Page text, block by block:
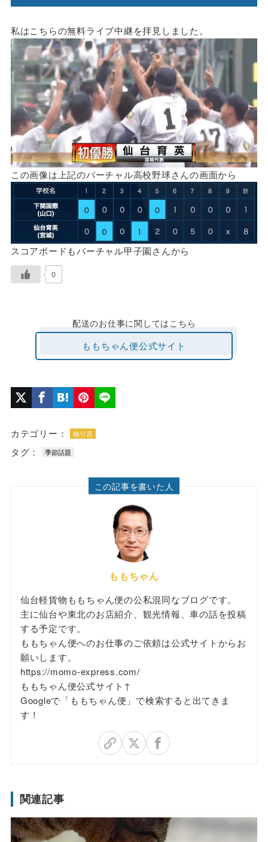
私はこちらの無料ライブ中継を拝見しました。
この画像は上記のバーチャル高校野球さんの画面から
スコアボードもバーチャル甲子園さんから
0
配送のお仕事に関してはこちら
ももちゃん便公式サイト
カテゴリー： 独り言
タグ： 季節話題
この記事を書いた人
ももちゃん
仙台軽貨物ももちゃん便の公私混同なブログです。
主に仙台や東北のお店紹介、観光情報、車の話を投稿
する予定です。
ももちゃん便へのお仕事のご依頼は公式サイトからお
願いします。
https://momo-express.com/
ももちゃん便公式サイト↑
Googleで「ももちゃん便」で検索すると出てきま
す！
関連記事